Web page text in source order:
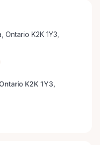
Ontario K2K 1Y3,